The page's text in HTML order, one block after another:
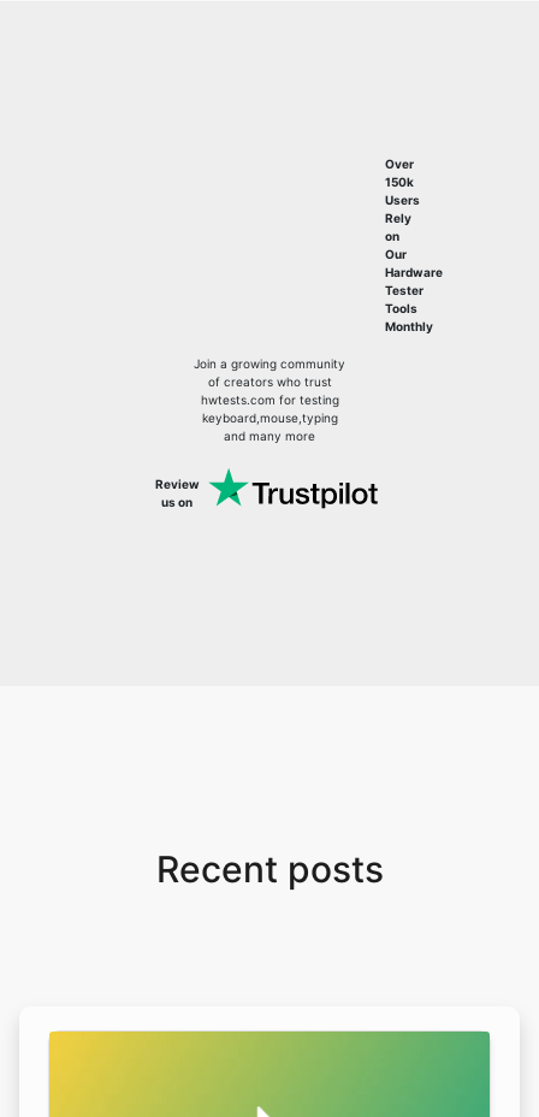
Over
150k
Users
Rely
on
Our
Hardware
Tester
Tools
Monthly
Join a growing community
of creators who trust
hwtests.com for testing
keyboard,mouse,typing
and many more
Review
us on
Recent posts